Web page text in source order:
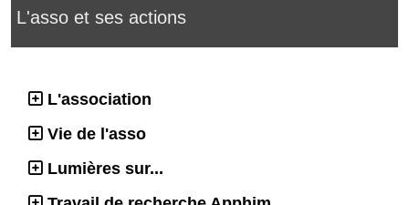
L'asso et ses actions
L'association
Vie de l'asso
Lumières sur...